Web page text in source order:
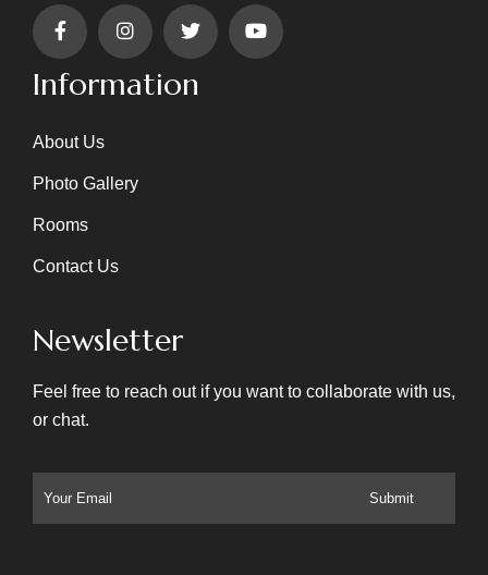
Information
About Us
Photo Gallery
Rooms
Contact Us
Newsletter
Feel free to reach out if you want to collaborate with us,
or chat.